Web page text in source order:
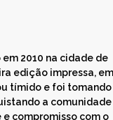
2010 na cidade de
edição impressa, em
tímido e foi tomando
a comunidade
compromisso com o